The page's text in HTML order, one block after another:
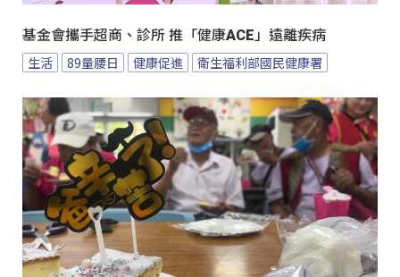
基金會攜手超商、診所 推「健康ACE」遠離疾病
生活 89量腰日 健康促進 衛生福利部國民健康署